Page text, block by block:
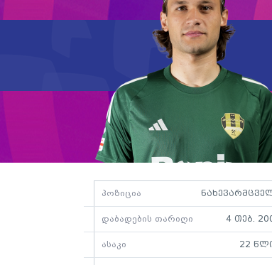
პოზიცია
დაბადების თარიღი 4 თებ.
ასაკი 22